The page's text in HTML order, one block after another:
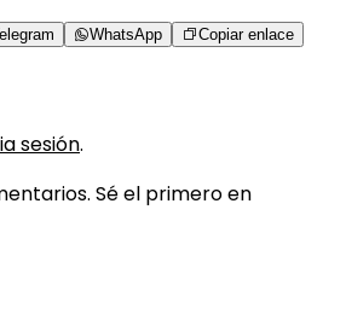
WhatsApp Copiar enlace
sesión.
Sé el primero en